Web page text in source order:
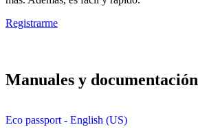
Registrarme
Manuales y documentación
Eco passport - English (US)